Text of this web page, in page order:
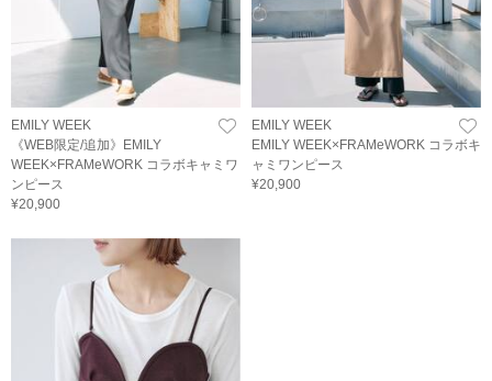
EMILY WEEK
《WEB限定/追加》EMILY
WEEK×FRAMeWORK コラボキャミワ
ンピース
¥20,900
EMILY WEEK
EMILY WEEK×FRAMeWORK コラボキ
ャミワンピース
¥20,900